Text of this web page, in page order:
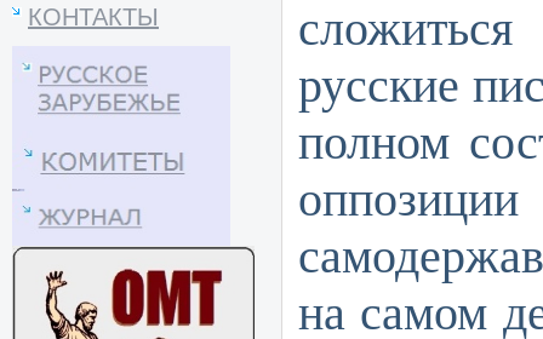
КОНТАКТЫ
русские
полном
на самом